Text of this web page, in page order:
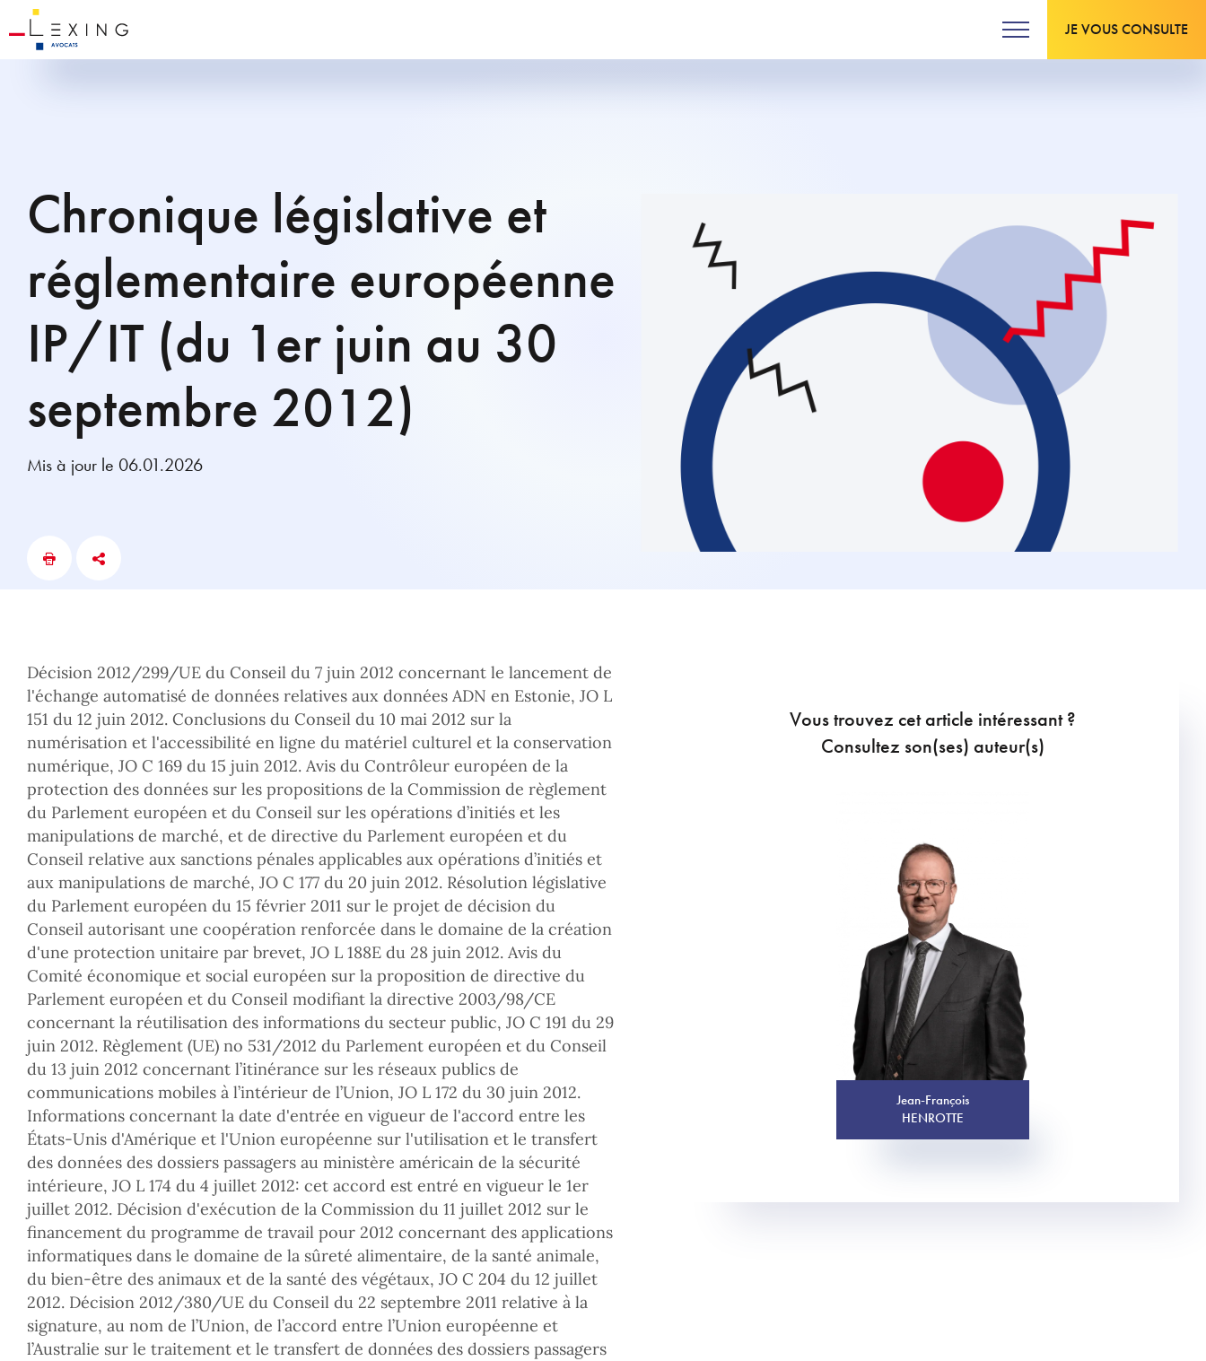
JE VOUS CONSULTE
Chronique législative et
réglementaire européenne
IP/IT (du 1er juin au 30
septembre 2012)
Mis à jour le 06.01.2026
Décision 2012/299/UE du Conseil du 7 juin 2012 concernant le lancement de
l'échange automatisé de données relatives aux données ADN en Estonie, JO L
151 du 12 juin 2012. Conclusions du Conseil du 10 mai 2012 sur la
numérisation et l'accessibilité en ligne du matériel culturel et la conservation
numérique, JO C 169 du 15 juin 2012. Avis du Contrôleur européen de la
protection des données sur les propositions de la Commission de règlement
du Parlement européen et du Conseil sur les opérations d’initiés et les
manipulations de marché, et de directive du Parlement européen et du
Conseil relative aux sanctions pénales applicables aux opérations d’initiés et
aux manipulations de marché, JO C 177 du 20 juin 2012. Résolution législative
du Parlement européen du 15 février 2011 sur le projet de décision du
Conseil autorisant une coopération renforcée dans le domaine de la création
d'une protection unitaire par brevet, JO L 188E du 28 juin 2012. Avis du
Comité économique et social européen sur la proposition de directive du
Parlement européen et du Conseil modifiant la directive 2003/98/CE
concernant la réutilisation des informations du secteur public, JO C 191 du 29
juin 2012. Règlement (UE) no 531/2012 du Parlement européen et du Conseil
du 13 juin 2012 concernant l’itinérance sur les réseaux publics de
communications mobiles à l’intérieur de l’Union, JO L 172 du 30 juin 2012.
Informations concernant la date d'entrée en vigueur de l'accord entre les
États-Unis d'Amérique et l'Union européenne sur l'utilisation et le transfert
des données des dossiers passagers au ministère américain de la sécurité
intérieure, JO L 174 du 4 juillet 2012: cet accord est entré en vigueur le 1er
juillet 2012. Décision d'exécution de la Commission du 11 juillet 2012 sur le
financement du programme de travail pour 2012 concernant des applications
informatiques dans le domaine de la sûreté alimentaire, de la santé animale,
du bien-être des animaux et de la santé des végétaux, JO C 204 du 12 juillet
2012. Décision 2012/380/UE du Conseil du 22 septembre 2011 relative à la
signature, au nom de l’Union, de l’accord entre l’Union européenne et
l’Australie sur le traitement et le transfert de données des dossiers passagers
Vous trouvez cet article intéressant ?
Consultez son(ses) auteur(s)
Jean-François
HENROTTE